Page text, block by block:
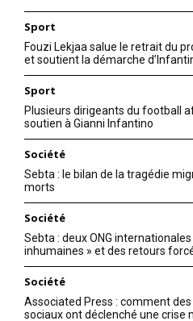
Sport
Fouzi Lekjaa salue le retrait du
et soutient la démarche
Sport
Plusieurs dirigeants du football
soutien à Gianni Infantino
Société
Sebta : le bilan de la tragédie
morts
Société
Sebta : deux ONG
inhumaines » et des retours
Société
Associated Press : comment
sociaux ont déclenché une crise